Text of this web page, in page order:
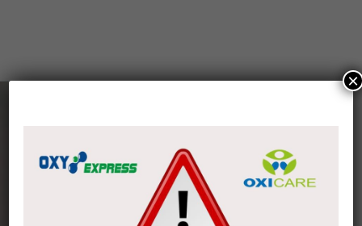
PLANTAS DE PRODUCCIÓN
aseguramientooxyexpress@gmail.com
×